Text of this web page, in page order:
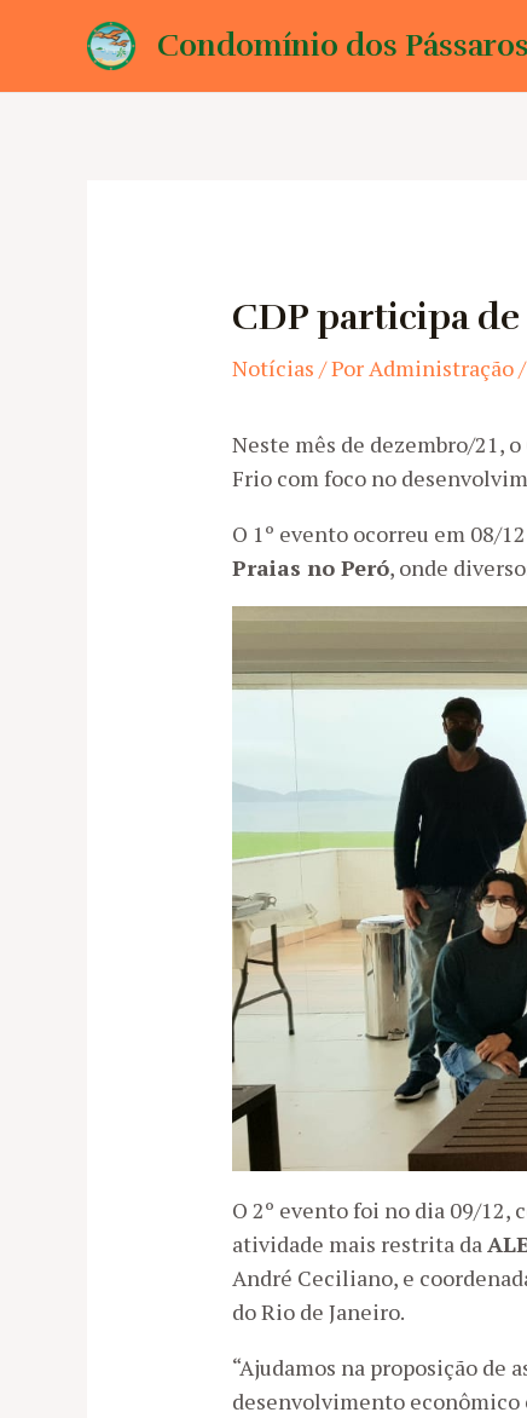
Condomínio dos Pássaros
CDP participa
Notícias / PorAdministração
Neste mês de dezembro/21, o
Frio com foco no
O 1º evento ocorreu em 08/
Praias no Peró, onde
O 2º evento foi no dia 09/12,
atividade mais restrita da
André Ceciliano, e
do Rio de Janeiro.
“Ajudamos na proposição de
desenvolvimento econômico